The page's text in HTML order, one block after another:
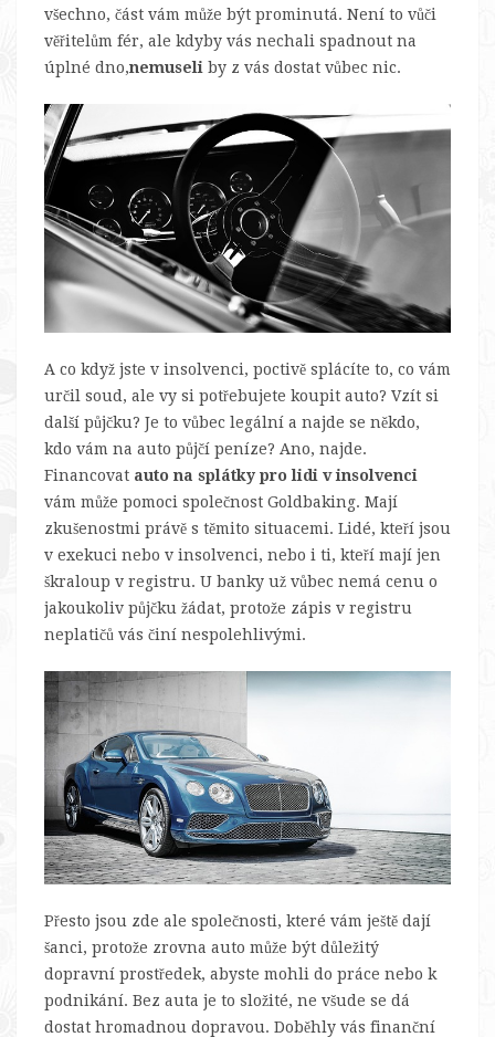
všechno, část vám může být prominutá. Není to vůči
věřitelům fér, ale kdyby vás nechali spadnout na
úplné dno,nemuseli by z vás dostat vůbec nic.
A co když jste v insolvenci, poctivě splácíte to, co vám
určil soud, ale vy si potřebujete koupit auto? Vzít si
další půjčku? Je to vůbec legální a najde se někdo,
kdo vám na auto půjčí peníze? Ano, najde.
Financovat auto na splátky pro lidi v insolvenci
vám může pomoci společnost Goldbaking. Mají
zkušenostmi právě s těmito situacemi. Lidé, kteří jsou
v exekuci nebo v insolvenci, nebo i ti, kteří mají jen
škraloup v registru. U banky už vůbec nemá cenu o
jakoukoliv půjčku žádat, protože zápis v registru
neplatičů vás činí nespolehlivými.
Přesto jsou zde ale společnosti, které vám ještě dají
šanci, protože zrovna auto může být důležitý
dopravní prostředek, abyste mohli do práce nebo k
podnikání. Bez auta je to složité, ne všude se dá
dostat hromadnou dopravou. Doběhly vás finanční